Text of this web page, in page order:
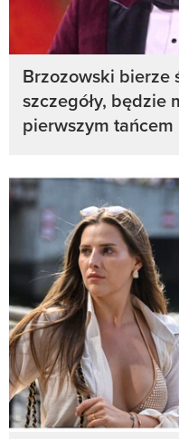
Brzozowski bierze
szczegóły, będzie
pierwszym tańcem